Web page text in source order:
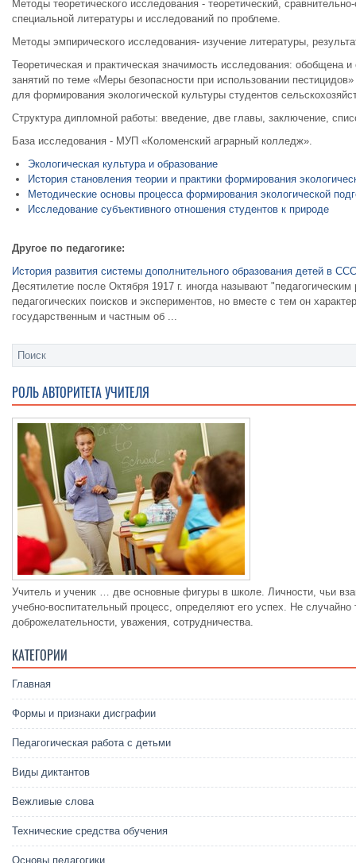
Методы теоретического исследования - теоретический,
специальной литературы и исследований по проблеме.
Методы эмпирического исследования- изучение литературы,
Теоретическая и практическая значимость исследования: обобщена
занятий по теме «Меры безопасности при использовании
для формирования экологической культуры студентов
Структура дипломной работы: введение, две главы, заключение,
База исследования - МУП «Коломенский аграрный колледж».
Экологическая культура и образование
История становления теории и практики формирования
Методические основы процесса формирования экологической
Исследование субъективного отношения студентов к природе
Другое по педагогике:
История развития системы дополнительного образования детей в
Десятилетие после Октября 1917 г. иногда называют
педагогических поисков и экспериментов, но вместе с тем он
государственным и частным об ...
РОЛЬ АВТОРИТЕТА УЧИТЕЛЯ
Учитель и ученик … две основные фигуры в школе. Личности, чьи
учебно-воспитательный процесс, определяют его успех. Не
доброжелательности, уважения, сотрудничества.
КАТЕГОРИИ
Главная
Формы и признаки дисграфии
Педагогическая работа с детьми
Виды диктантов
Вежливые слова
Технические средства обучения
Основы педагогики